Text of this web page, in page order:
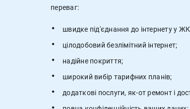
переваг:
швидке під'єднання до інтернету у
цілодобовий безлімітний інтернет;
надійне покриття;
широкий вибір тарифних планів;
додаткові послуги, як-от ремонт і